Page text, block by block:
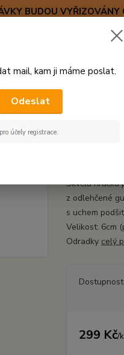
BUDOU VYŘIZOVÁNY
(+420) 723
Skvělá hračka
z odlehčené
s uchem
Velikost: 6cm
Odradky celý
Dostupnost
299 Kč/
mail, kam ji máme poslat.
Odeslat
pro účely registrace.